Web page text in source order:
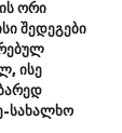
ორი
შედეგები
ისე
სახალხო